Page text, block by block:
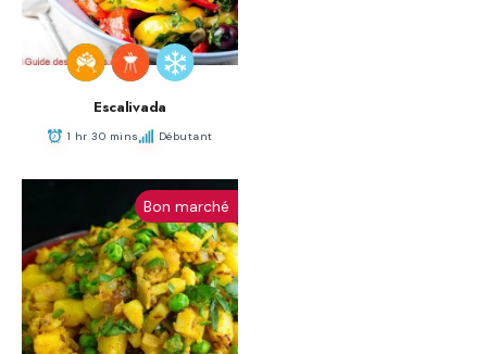
Escalivada
1 hr 30 mins Débutant
Bon marché